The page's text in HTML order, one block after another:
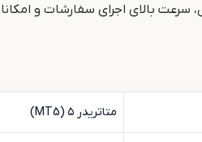
متاتریدر ۵ (MT5)